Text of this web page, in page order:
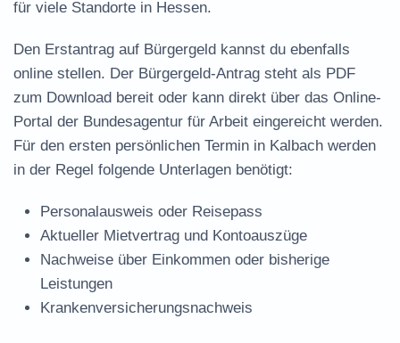
für viele Standorte in Hessen.
Den Erstantrag auf Bürgergeld kannst du ebenfalls
online stellen. Der Bürgergeld-Antrag steht als PDF
zum Download bereit oder kann direkt über das Online-
Portal der Bundesagentur für Arbeit eingereicht werden.
Für den ersten persönlichen Termin in Kalbach werden
in der Regel folgende Unterlagen benötigt:
Personalausweis oder Reisepass
Aktueller Mietvertrag und Kontoauszüge
Nachweise über Einkommen oder bisherige
Leistungen
Krankenversicherungsnachweis